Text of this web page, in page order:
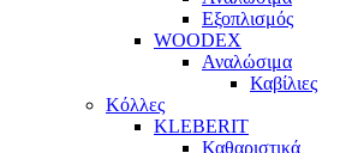
Εξοπλισμός
WOODEX
Αναλώσιμα
Καβίλιες
Κόλλες
KLEBERIT
Καθαριστικά